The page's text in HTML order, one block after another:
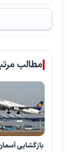
مطالب
بازگشایی